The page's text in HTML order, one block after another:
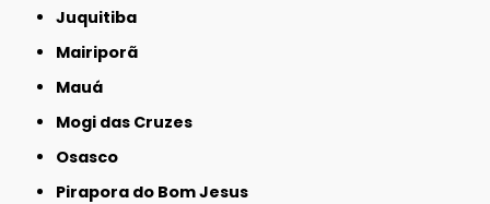
Juquitiba
Mairiporã
Mauá
Mogi das Cruzes
Osasco
Pirapora do Bom Jesus